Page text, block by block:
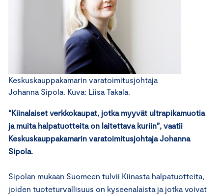
Keskuskauppakamarin varatoimitusjohtaja
Johanna Sipola. Kuva: Liisa Takala.
“Kiinalaiset verkkokaupat, jotka myyvät ultrapikamuotia
ja muita halpatuotteita on laitettava kuriin”, vaatii
Keskuskauppakamarin varatoimitusjohtaja Johanna
Sipola.
Sipolan mukaan Suomeen tulvii Kiinasta halpatuotteita,
joiden tuoteturvallisuus on kyseenalaista ja jotka voivat